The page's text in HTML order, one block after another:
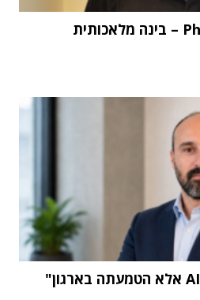
"העתיד הוא Physical AI – בינה מלאכותית